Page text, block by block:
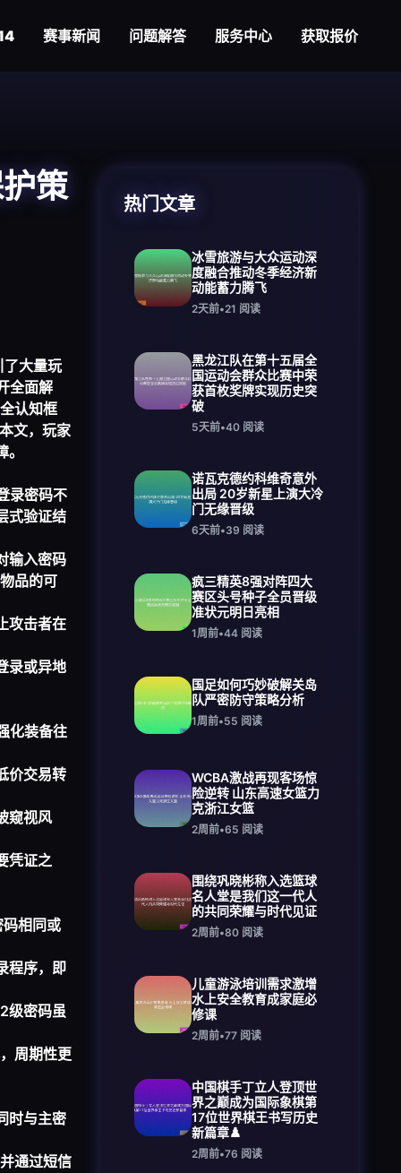
赛事新闻 问题解答 服务中心 获取报价
策
大量玩
全面解
认知框
文，玩家
录密码不
式验证结
输入密码
品的可
攻击者在
录或异地
化装备往
价交易转
窥视风
凭证之
相同或
程序，即
级密码虽
周期性更
时与主密
通过短信
热门文章
冰雪旅游与大众运动深
度融合推动冬季经济新
动能蓄力腾飞
2天前•21 阅读
黑龙江队在第十五届全
国运动会群众比赛中荣
获首枚奖牌实现历史突
破
5天前•40 阅读
诺瓦克德约科维奇意外
出局 20岁新星上演大冷
门无缘晋级
6天前•39 阅读
疯三精英8强对阵四大
赛区头号种子全员晋级
准状元明日亮相
1周前•44 阅读
国足如何巧妙破解关岛
队严密防守策略分析
1周前•55 阅读
WCBA激战再现客场惊
险逆转 山东高速女篮力
克浙江女篮
2周前•65 阅读
围绕巩晓彬称入选篮球
名人堂是我们这一代人
的共同荣耀与时代见证
2周前•80 阅读
儿童游泳培训需求激增
水上安全教育成家庭必
修课
2周前•77 阅读
中国棋手丁立人登顶世
界之巅成为国际象棋第
17位世界棋王书写历史
新篇章♟️
2周前•76 阅读